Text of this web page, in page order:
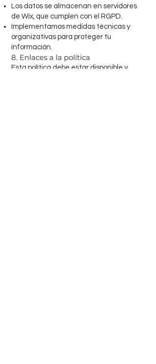
Los datos se almacenan en servidores
de Wix, que cumplen con el RGPD.
Implementamos medidas técnicas y
organizativas para proteger tu
información.
8. Enlaces a la política
Esta política debe estar disponible y